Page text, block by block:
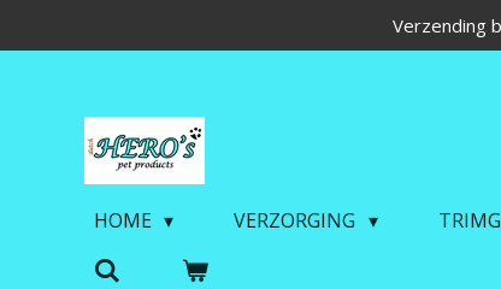
hoofdinhoud
Verzending
HOME VERZORGING